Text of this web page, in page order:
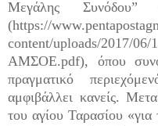
Μεγάλης Συνόδου”
(https://
content/uploads/2017/
ΑΜΣΟΕ.pdf), όπου
πραγματικό
αμφιβάλλει κανείς.
του αγίου Ταρασίου «για